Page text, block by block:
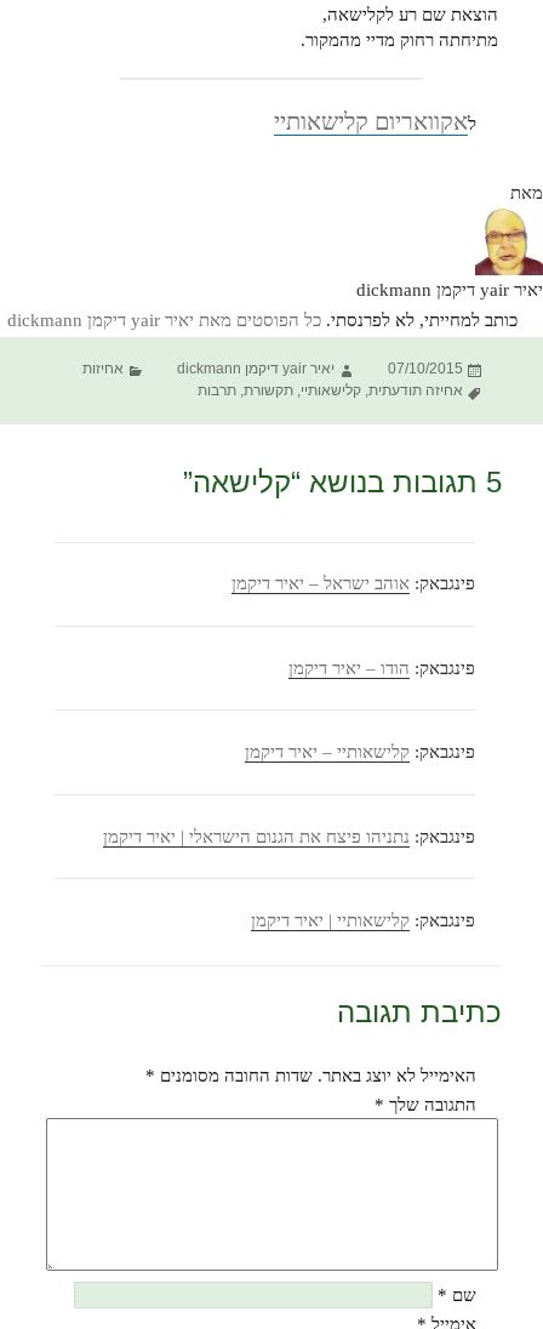
הוצאת שם רע לקלישאה,
מתיחתה רחוק מדיי מהמקור.
לאקוואריום קלישאותיי
מאת
יאיר yair דיקמן dickmann
כותב למחייתי, לא לפרנסתי. כל הפוסטים מאת יאיר yair דיקמן dickmann‏
פורסם
בתאריך
07/10/2015 מחבר
יאיר yair דיקמן dickmann קטגוריות
אחיזות
תגיות
אחיזה תודעתית,קלישאותיי,תקשורת,תרבות
5 תגובות בנושא “קלישאה”
פינגבאק:אוהב ישראל – יאיר דיקמן
פינגבאק: הודו – יאיר דיקמן
פינגבאק:קלישאותיי – יאיר דיקמן
פינגבאק: נתניהו פיצח את הגנום הישראלי | יאיר דיקמן
פינגבאק:קלישאותיי | יאיר דיקמן
כתיבת תגובה
האימייל לא יוצג באתר. שדות החובה מסומנים *
התגובה שלך *
שם *
אימייל *